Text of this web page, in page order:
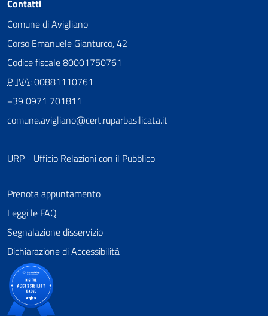
Contatti
Comune di Avigliano
Corso Emanuele Gianturco, 42
Codice fiscale 80001750761
P. IVA:00881110761
+39 0971 701811
comune.avigliano@cert.ruparbasilicata.it
URP - Ufficio Relazioni con il Pubblico
Prenota appuntamento
Leggi le FAQ
Segnalazione disservizio
Dichiarazione di Accessibilità